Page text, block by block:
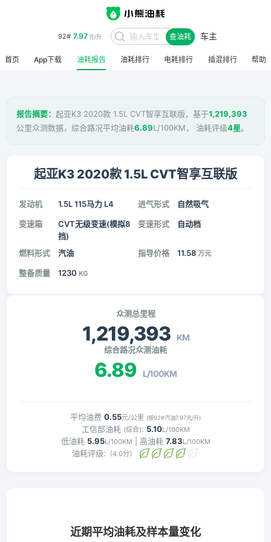
92# 7.97元/升 查油耗 车主
首页 App下载 油耗报告 油耗排行 电耗排行 插混排行 帮助
报告摘要： 起亚K3 2020款 1.5L CVT智享互联版，基于1,219,393
公里众测数据，综合路况平均油耗6.89L/100KM， 油耗评级4星。
起亚K3 2020款 1.5L CVT智享互联版
发动机 1.5L 115马力 L4 进气形式 自然吸气
变速箱
CVT无级变速(模拟8
挡)
变速形式 自动档
燃料形式 汽油 指导价格 11.58 万元
整备质量 1230 KG
众测总里程
1,219,393 KM
综合路况众测油耗
6.89 L/100KM
平均油费 0.55元/公里 (按92#汽油7.97元/升)
工信部油耗 (综合): 5.10L/100KM
低油耗 5.95L/100KM | 高油耗 7.83L/100KM
油耗评级: （4.0分）